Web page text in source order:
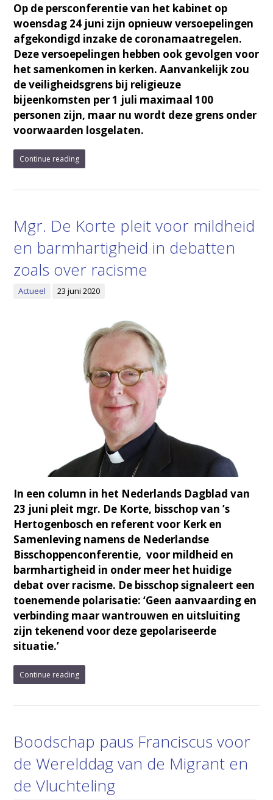
Op de persconferentie van het kabinet op
woensdag 24 juni zijn opnieuw versoepelingen
afgekondigd inzake de coronamaatregelen.
Deze versoepelingen hebben ook gevolgen voor
het samenkomen in kerken. Aanvankelijk zou
de veiligheidsgrens bij religieuze
bijeenkomsten per 1 juli maximaal 100
personen zijn, maar nu wordt deze grens onder
voorwaarden losgelaten.
Continue reading
Mgr. De Korte pleit voor mildheid
en barmhartigheid in debatten
zoals over racisme
Actueel 23 juni 2020
In een column in het Nederlands Dagblad van
23 juni pleit mgr. De Korte, bisschop van ’s
Hertogenbosch en referent voor Kerk en
Samenleving namens de Nederlandse
Bisschoppenconferentie, voor mildheid en
barmhartigheid in onder meer het huidige
debat over racisme. De bisschop signaleert een
toenemende polarisatie: ‘Geen aanvaarding en
verbinding maar wantrouwen en uitsluiting
zijn tekenend voor deze gepolariseerde
situatie.’
Continue reading
Boodschap paus Franciscus voor
de Werelddag van de Migrant en
de Vluchteling